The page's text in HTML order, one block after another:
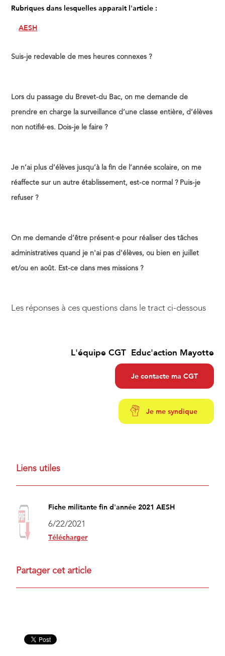
Rubriques dans lesquelles apparait l'article :
AESH
Suis-je redevable de mes heures connexes ?
Lors du passage du Brevet-du Bac, on me demande de
prendre en charge la surveillance d’une classe entière, d’élèves
non notifié·es. Dois-je le faire ?
Je n’ai plus d’élèves jusqu’à la fin de l’année scolaire, on me
réaffecte sur un autre établissement, est-ce normal ? Puis-je
refuser ?
On me demande d’être présent·e pour réaliser des tâches
administratives quand je n'ai pas d'élèves, ou bien en juillet
et/ou en août. Est-ce dans mes missions ?
Les réponses à ces questions dans le tract ci-dessous
L'équipe CGT Educ'action Mayotte
Je contacte ma CGT
Je me syndique
Liens utiles
Fiche militante fin d'année 2021 AESH
6/22/2021
Télécharger
Partager cet article